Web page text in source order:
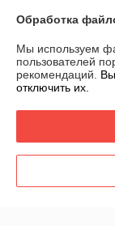
График работы
Полная версия
Политика
Сайт создан на
Обработка
Мы используем
пользователей
рекомендаций.
отключить их.